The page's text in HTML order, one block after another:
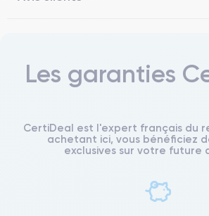
Les garanties
CertiDeal est l'expert français du
achetant ici, vous bénéficiez
exclusives sur votre future